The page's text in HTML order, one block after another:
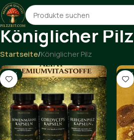
Königlicher Pilz
Startseite Königlicher Pilz
-19% -12%